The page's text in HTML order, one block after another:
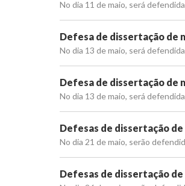
No dia 11 de maio, será
Defesa de dissertação de
No dia 13 de maio, será
Defesa de dissertação de
No dia 13 de maio, será
Defesas de dissertação
No dia 21 de maio, serão
Defesas de dissertação